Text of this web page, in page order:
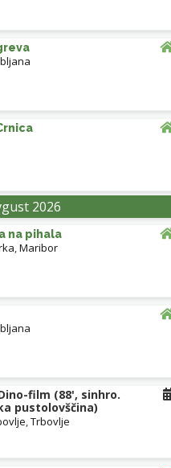
2026
na pihala
,Maribor
film (88', sinhro.
pustolovščina)
,Trbovlje